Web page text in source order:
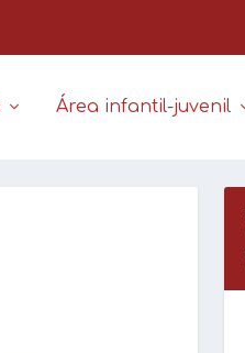
Área infantil-juvenil